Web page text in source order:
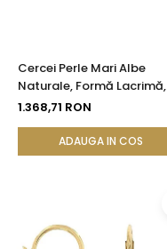
Cercei Perle Mari Albe
Naturale, Formă Lacrimă,
Aur Galben 14K - Model
1.368,71 RON
ADAUGA IN COS